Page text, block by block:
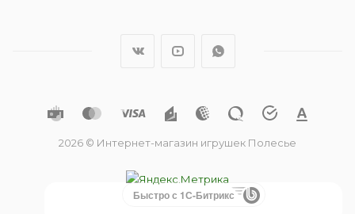
2026 © Интернет-магазин игрушек Полесье
Быстро с 1С-Битрикс